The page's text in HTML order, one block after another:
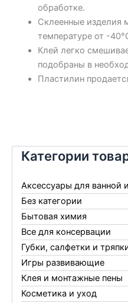
Категории
Аксессуары для ванной
Без категории
Бытовая химия
Все для консервации
Губки, салфетки и
Игры развивающие
Клея и монтажные пены
Косметика и уход
обработке.
Склеенные изделия
температуре от -
Клей легко
подобраны в
Пластилин